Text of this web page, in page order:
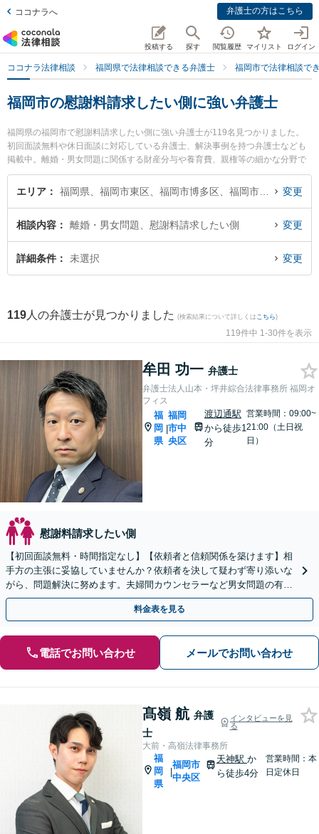
ココナラへ 弁護士の方はこちら
投稿する 探す 閲覧履歴 マイリスト ログイン
ココナラ法律相談 福岡県で法律相談できる弁護士 福岡市で法律相談で
福岡市の慰謝料請求したい側に強い弁護士
福岡県の福岡市で慰謝料請求したい側に強い弁護士が119名見つかりました。
初回面談無料や休日面談に対応している弁護士、解決事例を持つ弁護士なども
掲載中。離婚・男女問題に関係する財産分与や養育費、親権等の細かな分野で
の絞り込み検索もでき便利です。特に弁護士法人山本・坪井綜合法律事務所 福
岡オフィスの牟田 功一弁護士や大前・高嶺法律事務所の髙嶺 航弁護士、有岡・
のトラブルを今すぐに弁護士に相談したい』『慰謝料請求したい側のトラブル
解決の実績豊富な近くの弁護士を検索したい』『初回相談無料で慰謝料請求し
たい側を法律相談できる福岡市内の弁護士に相談予約したい』などでお困りの
エリア 変更
相談内容 離婚・男女問題、慰謝料請求したい側 変更
詳細条件 未選択 変更
119 人の弁護士が見つかりました (検索結果について詳しくは こちら)
119件中 1-30件を表示
牟田 功一 弁護士
弁護士法人山本・坪井綜合法律事務所 福岡オ
フィス
福
岡
県
|
福岡
市中
央区
渡辺通駅
から徒歩1
分
営業時間：09:00~
21:00（土日祝
日）
慰謝料請求したい側
【初回面談無料・時間指定なし】【依頼者と信頼関係を築けます】相
手方の主張に妥協していませんか？依頼者を決して疑わず寄り添いな
がら、問題解決に努めます。夫婦間カウンセラーなど男女問題の有資
格者の弁護士も在籍中。【土日祝・夜間早朝も対応】
料金表を見る
電話でお問い合わせ メールでお問い合わせ
髙嶺 航 弁護
士
インタビューを見
る
大前・高嶺法律事務所
福
岡
県
|
福岡市
中央区
天神駅 か
ら徒歩4分
営業時間：本
日定休日